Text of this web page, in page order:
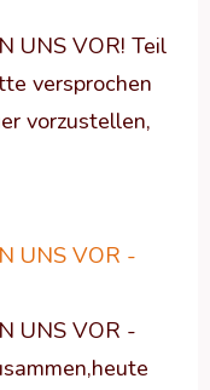
UNS VOR! Teil
versprochen
vorzustellen,
UNS VOR -
UNS VOR -